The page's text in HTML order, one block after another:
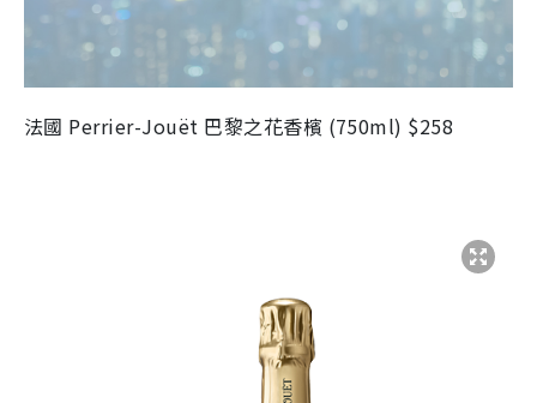
法國 Perrier-Jouët 巴黎之花香檳 (750ml) $258